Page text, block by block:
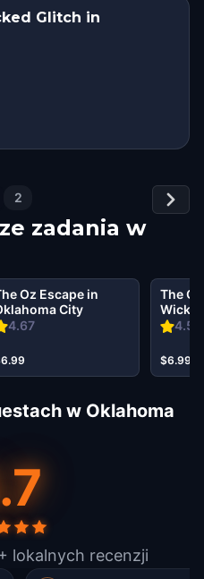
Glitch in
2
zadania w
4.67
Oz Escape in
City
4.53
The
$6.99
w Oklahoma
lokalnych recenzji